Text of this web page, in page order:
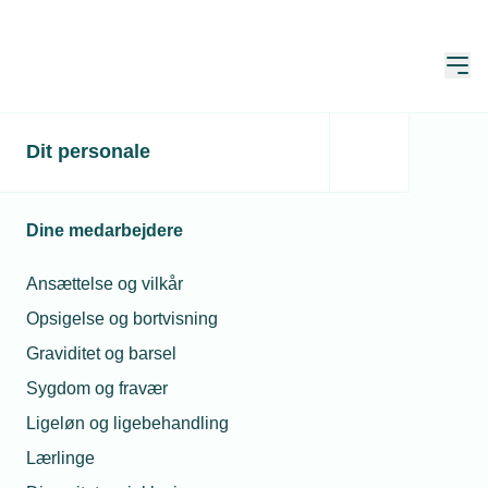
Dit personale
Dine medarbejdere
Ansættelse og vilkår
Opsigelse og bortvisning
Graviditet og barsel
Sygdom og fravær
Ligeløn og ligebehandling
Lærlinge
Sofie Irgens bliver ny
Schneider Electric
Danmark
Publiceret: 22. jan. 2025